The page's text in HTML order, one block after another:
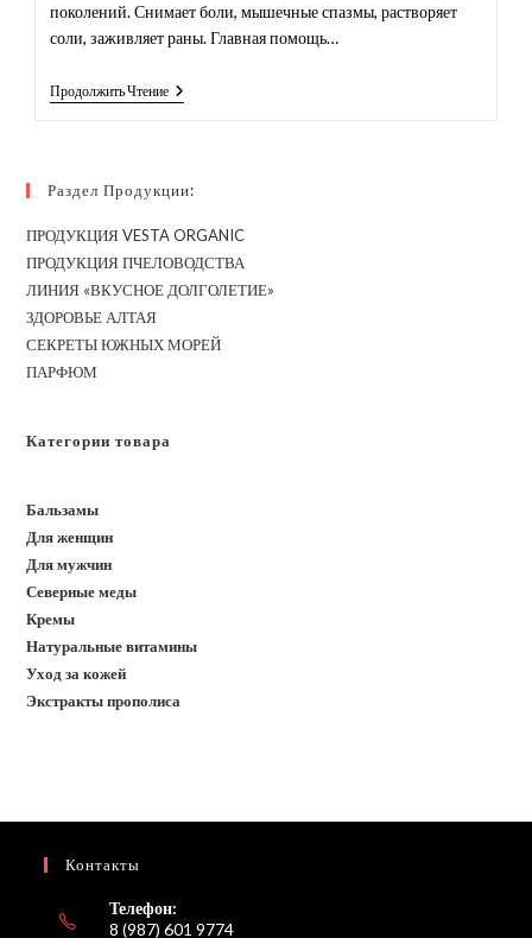
поколений. Снимает боли, мышечные спазмы, растворяет
соли, заживляет раны. Главная помощь…
Продолжить ЧтениеКрем
Молочка,
50г
Раздел Продукции:
ПРОДУКЦИЯ VESTA ORGANIC
ПРОДУКЦИЯ ПЧЕЛОВОДСТВА
ЛИНИЯ «ВКУСНОЕ ДОЛГОЛЕТИЕ»
ЗДОРОВЬЕ АЛТАЯ
СЕКРЕТЫ ЮЖНЫХ МОРЕЙ
ПАРФЮМ
Категории товара
Бальзамы
Для женщин
Для мужчин
Северные меды
Кремы
Натуральные витамины
Уход за кожей
Экстракты прополиса
Контакты
Телефон:
8 (987) 601 9774